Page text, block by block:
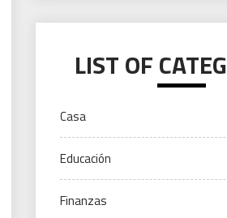
LIST OF
Casa
Educación
Finanzas